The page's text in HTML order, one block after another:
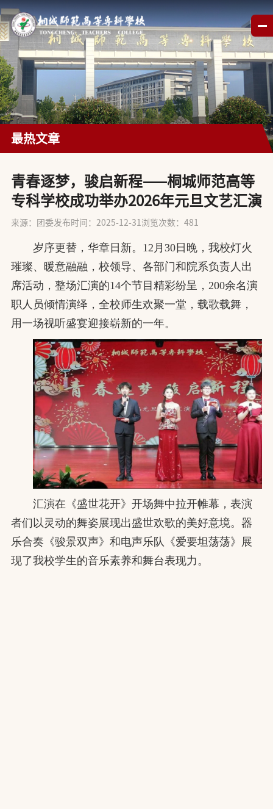
最热文章
​青春逐梦，骏启新程——桐城师范高等
专科学校成功举办2026年元旦文艺汇演
来源：团委发布时间：2025-12-31 浏览次数： 481
岁序更替，华章日新。12月30日晚，我校灯火
璀璨、暖意融融，校领导、各部门和院系负责人出
席活动，整场汇演的14个节目精彩纷呈，200余名演
职人员倾情演绎，全校师生欢聚一堂，载歌载舞，
用一场视听盛宴迎接崭新的一年。
汇演在《盛世花开》开场舞中拉开帷幕，表演
者们以灵动的舞姿展现出盛世欢歌的美好意境。器
乐合奏《骏景双声》和电声乐队《爱要坦荡荡》展
现了我校学生的音乐素养和舞台表现力。